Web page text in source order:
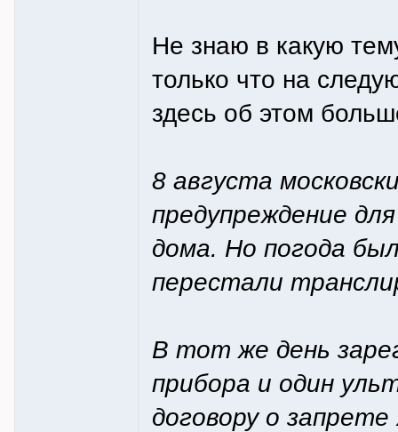
Не знаю в какую
только что на
здесь об этом
8 августа
предупреждение
дома. Но погода
перестали
В тот же день
прибора и один
договору о